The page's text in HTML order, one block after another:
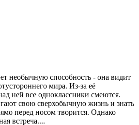
необычную способность - она видит
мира. Из-за её
ней все одноклассники смеются.
свою сверхобычную жизнь и знать
перед носом творится. Однако
встреча....